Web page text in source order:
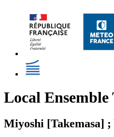
Local
Miyoshi [Takemasa] ;